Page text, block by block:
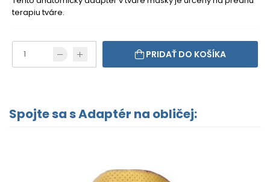
terapiu tváre.
PRIDAŤ DO KOŠÍKA
Spojte sa s Adaptér na obličej: